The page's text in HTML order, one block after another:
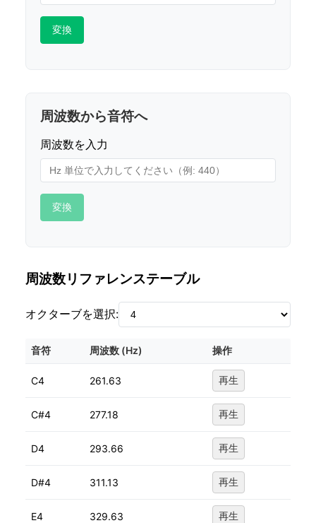
変換
周波数から音符へ
周波数を入力
変換
周波数リファレンステーブル
オクターブを選択:
音符 周波数 (Hz) 操作
C4 261.63 再生
C#4 277.18 再生
D4 293.66 再生
D#4 311.13 再生
E4 329.63 再生